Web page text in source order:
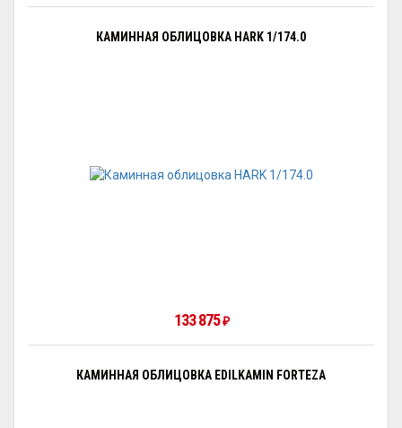
КАМИННАЯ ОБЛИЦОВКА HARK 1/174.0
133 875₽
КАМИННАЯ ОБЛИЦОВКА EDILKAMIN FORTEZA